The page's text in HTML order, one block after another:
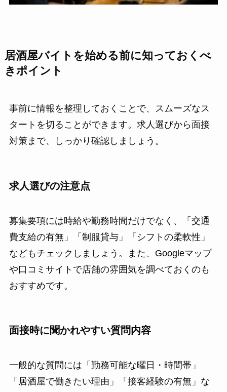
居酒屋バイトを始める前に知っておくべ
きポイント
事前に情報を整理しておくことで、スムーズなス
タートを切ることができます。求人選びから面接
対策まで、しっかり確認しましょう。
求人選びの注意点
募集要項には時給や勤務時間だけでなく、「交通
費支給の有無」「制服貸与」「シフトの柔軟性」
などもチェックしましょう。また、Googleマップ
や口コミサイトで店舗の雰囲気を調べておくのも
おすすめです。
面接時に聞かれやすい質問内容
一般的な質問には「勤務可能な曜日・時間帯」
「居酒屋で働きたい理由」「接客経験の有無」な